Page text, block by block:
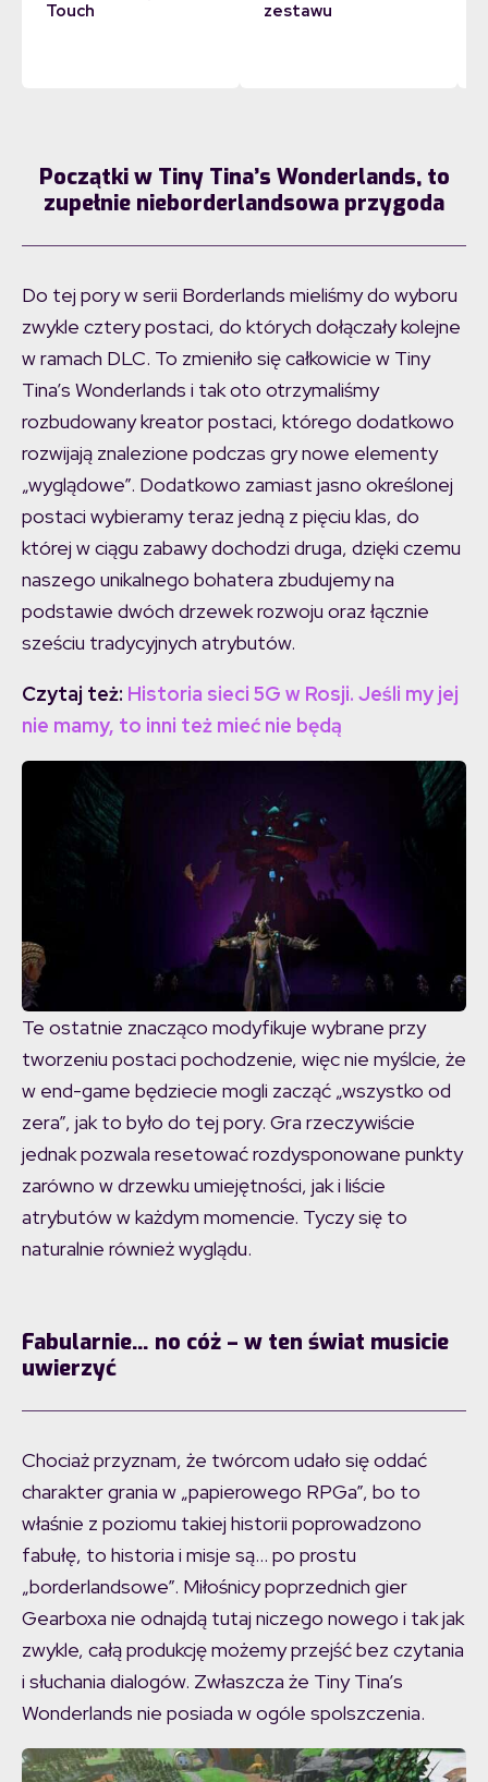
Touch
zestawu
Początki w Tiny Tina’s Wonderlands, to
zupełnie nieborderlandsowa przygoda
Do tej pory w serii Borderlands mieliśmy do wyboru
zwykle cztery postaci, do których dołączały kolejne
w ramach DLC. To zmieniło się całkowicie w Tiny
Tina’s Wonderlands i tak oto otrzymaliśmy
rozbudowany kreator postaci, którego dodatkowo
rozwijają znalezione podczas gry nowe elementy
„wyglądowe”. Dodatkowo zamiast jasno określonej
postaci wybieramy teraz jedną z pięciu klas, do
której w ciągu zabawy dochodzi druga, dzięki czemu
naszego unikalnego bohatera zbudujemy na
podstawie dwóch drzewek rozwoju oraz łącznie
sześciu tradycyjnych atrybutów.
Czytaj też: Historia sieci 5G w Rosji. Jeśli my jej
nie mamy, to inni też mieć nie będą
Te ostatnie znacząco modyfikuje wybrane przy
tworzeniu postaci pochodzenie, więc nie myślcie, że
w end-game będziecie mogli zacząć „wszystko od
zera”, jak to było do tej pory. Gra rzeczywiście
jednak pozwala resetować rozdysponowane punkty
zarówno w drzewku umiejętności, jak i liście
atrybutów w każdym momencie. Tyczy się to
naturalnie również wyglądu.
Fabularnie… no cóż – w ten świat musicie
uwierzyć
Chociaż przyznam, że twórcom udało się oddać
charakter grania w „papierowego RPGa”, bo to
właśnie z poziomu takiej historii poprowadzono
fabułę, to historia i misje są… po prostu
„borderlandsowe”. Miłośnicy poprzednich gier
Gearboxa nie odnajdą tutaj niczego nowego i tak jak
zwykle, całą produkcję możemy przejść bez czytania
i słuchania dialogów. Zwłaszcza że Tiny Tina’s
Wonderlands nie posiada w ogóle spolszczenia.